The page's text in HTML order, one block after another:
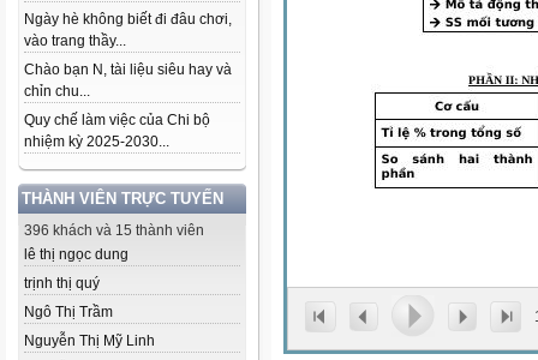
Ngày hè không biết đi đâu chơi,
vào trang thầy...
Chào bạn N, tài liệu siêu hay và
chỉn chu...
Quy chế làm việc của Chi bộ
nhiệm kỳ 2025-2030...
THÀNH VIÊN TRỰC TUYẾN
396 khách và 15 thành viên
lê thị ngọc dung
trịnh thị quý
Ngô Thị Trầm
Nguyễn Thị Mỹ Linh